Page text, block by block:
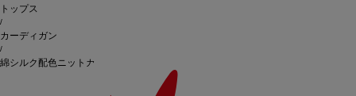
トップス
/
カーディガン
/
綿シルク配色ニットカーディガン